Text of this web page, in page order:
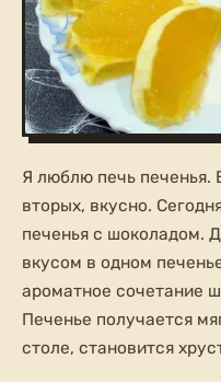
Я люблю печь печенья.
вторых, вкусно.
печенья с шоколадом.
вкусом в одном
ароматное сочетание
Печенье получается
столе, становится